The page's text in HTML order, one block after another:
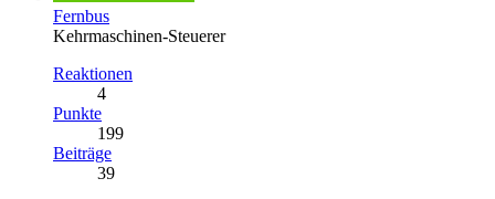
Fernbus
Kehrmaschinen-Steuerer
Reaktionen
4
Punkte
199
Beiträge
39